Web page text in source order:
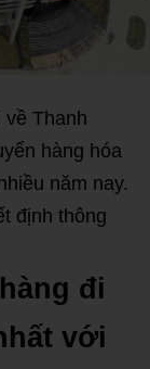
về Thanh
hàng hóa
năm nay.
định thông
đi
với